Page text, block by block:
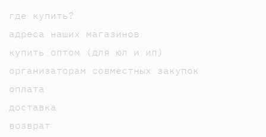
где купить?
адреса наших магазинов
купить оптом (для юл и ип)
организаторам совместных закупок
оплата
доставка
возврат